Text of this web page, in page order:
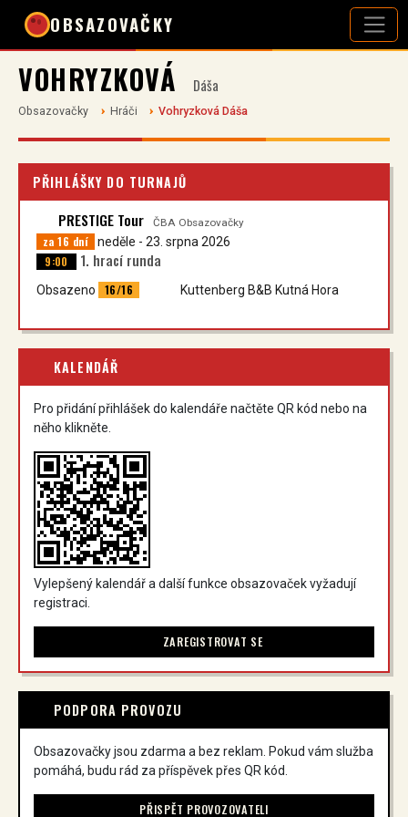
OBSAZOVAČKY
VOHRYZKOVÁ Dáša
Obsazovačky Hráči Vohryzková Dáša
PŘIHLÁŠKY DO TURNAJŮ
PRESTIGE Tour ČBA Obsazovačky
za 16 dní neděle - 23. srpna 2026
9:00 1. hrací runda
Obsazeno 16/16 Kuttenberg B&B Kutná Hora
KALENDÁŘ
Pro přidání přihlášek do kalendáře načtěte QR kód nebo na
něho klikněte.
Vylepšený kalendář a další funkce obsazovaček vyžadují
registraci.
ZAREGISTROVAT SE
PODPORA PROVOZU
Obsazovačky jsou zdarma a bez reklam. Pokud vám služba
pomáhá, budu rád za příspěvek přes QR kód.
PŘISPĚT PROVOZOVATELI